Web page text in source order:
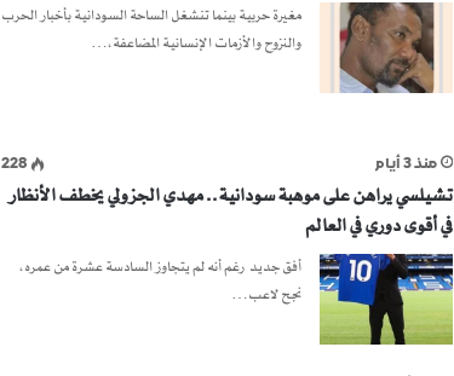
مغيرة حربية بينما تنشغل الساحة السودانية بأخبار الحرب
والنزوح والأزمات الإنسانية المضاعفة،…
منذ 3 أيام 228
تشيلسي يراهن على موهبة سودانية.. مهدي الجزولي يخطف الأنظار
في أقوى دوري في العالم
أفق جديد رغم أنه لم يتجاوز السادسة عشرة من عمره،
نجح لاعب…